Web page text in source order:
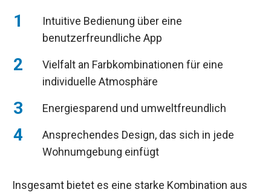
Intuitive Bedienung über eine
benutzerfreundliche App
Vielfalt an Farbkombinationen für eine
individuelle Atmosphäre
Energiesparend und umweltfreundlich
Ansprechendes Design, das sich in jede
Wohnumgebung einfügt
Insgesamt bietet es eine starke Kombination aus